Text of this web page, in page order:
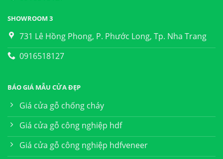
SHOWROOM 3
731 Lê Hồng Phong, P. Phước Long, Tp. Nha Trang
0916518127
BÁO GIÁ MẪU CỬA ĐẸP
Giá cửa gỗ chống cháy
Giá cửa gỗ công nghiệp hdf
Giá cửa gỗ công nghiệp hdfveneer